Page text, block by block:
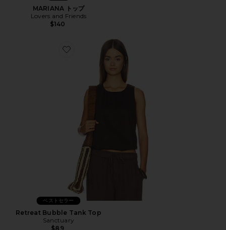
MARIANA トップ
Lovers and Friends
$140
Favorite Retreat Bubble Tank Top
ベストセラー
Retreat Bubble Tank Top
Sanctuary
$89